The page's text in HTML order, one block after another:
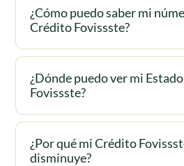
¿Cómo puedo saber mi
Crédito Fovissste?
¿Dónde puedo ver mi
Fovissste?
¿Por qué mi Crédito
disminuye?